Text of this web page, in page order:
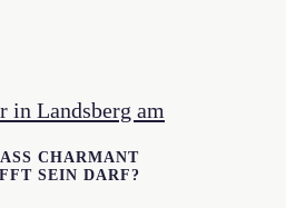
CHARMANT
SEIN DARF?